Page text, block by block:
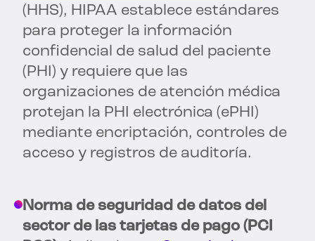
(HHS), HIPAA establece estándares
para proteger la información
confidencial de salud del paciente
(PHI) y requiere que las
organizaciones de atención médica
protejan la PHI electrónica (ePHI)
mediante encriptación, controles de
acceso y registros de auditoría.
Norma de seguridad de datos del
sector de las tarjetas de pago (PCI